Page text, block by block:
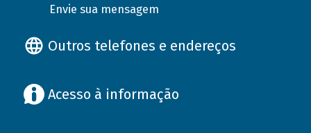
Envie sua mensagem
Outros telefones e endereços
Acesso à informação